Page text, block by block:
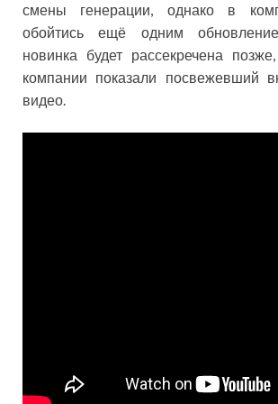
смены генерации, однако в
обойтись ещё одним
новинка будет рассекречена
компании показали посвежевший
видео.